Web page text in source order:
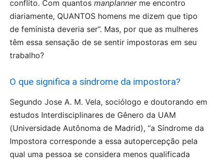
conflito. Com quantos manplannerme encontro
diariamente, QUANTOS homens me dizem que tipo
de feminista deveria ser”. Mas, por que as mulheres
têm essa sensação de se sentir impostoras em seu
trabalho?
O que significa a síndrome da impostora?
Segundo Jose A. M. Vela, sociólogo e doutorando em
estudos Interdisciplinares de Gênero da UAM
(Universidade Autônoma de Madrid), “a Síndrome da
Impostora corresponde a essa autopercepção pela
qual uma pessoa se considera menos qualificada